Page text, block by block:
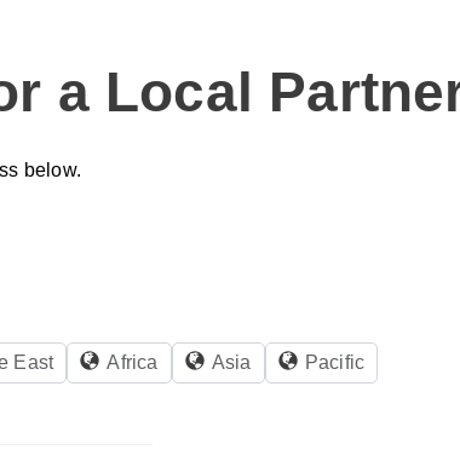
a Local
below.
East Africa Asia Pacific